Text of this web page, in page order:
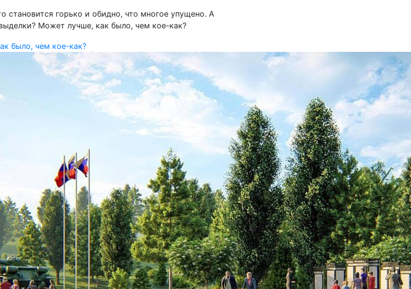
становится горько и обидно, что многое упущено. А
Может лучше, как было, чем кое-как?